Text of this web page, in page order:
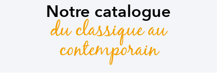
Notre catalogue
du classique au
contemporain